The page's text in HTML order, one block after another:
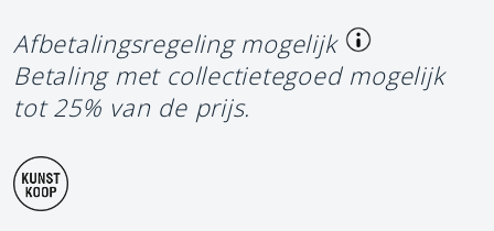
Afbetalingsregeling mogelijk
Betaling met collectietegoed mogelijk
tot 25% van de prijs.